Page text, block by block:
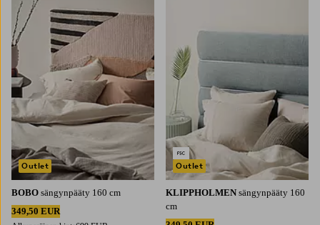
BOBO sängynpääty 160 cm
349,50 EUR
Outlet
KLIPPHOLMEN sängynpääty 160
cm
Outlet